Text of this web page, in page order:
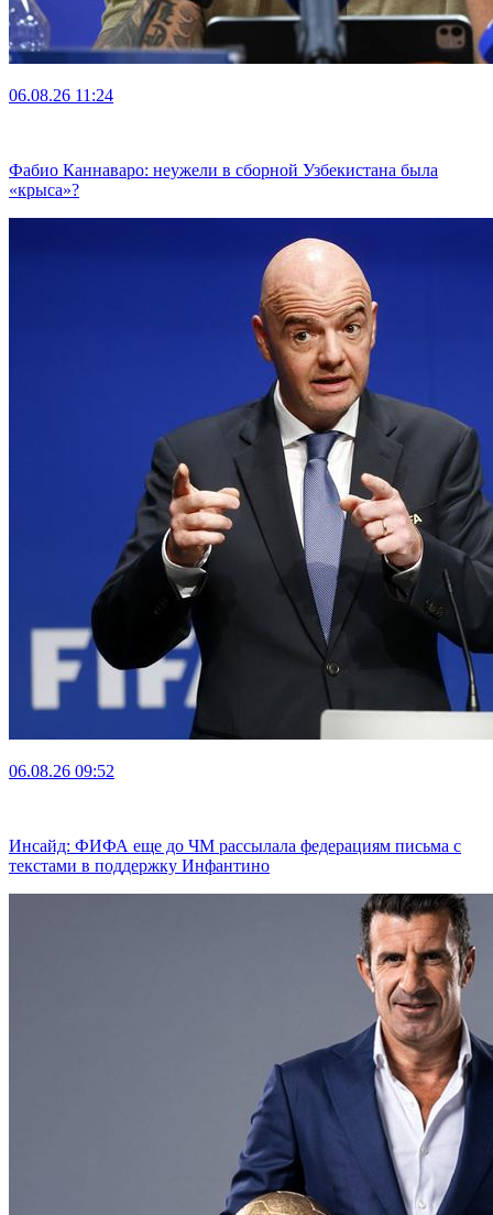
06.08.26 11:24
Фабио Каннаваро: неужели в сборной Узбекистана была
«крыса»?
06.08.26 09:52
Инсайд: ФИФА еще до ЧМ рассылала федерациям письма с
текстами в поддержку Инфантино